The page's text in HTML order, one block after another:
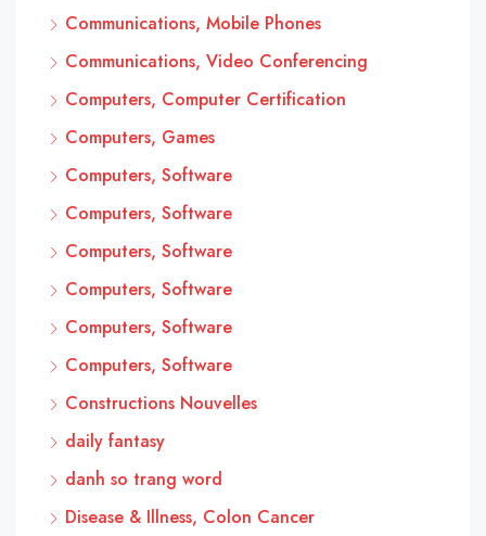
Communications, Mobile Phones
Communications, Video Conferencing
Computers, Computer Certification
Computers, Games
Computers, Software
Computers, Software
Computers, Software
Computers, Software
Computers, Software
Computers, Software
Constructions Nouvelles
daily fantasy
danh so trang word
Disease & Illness, Colon Cancer